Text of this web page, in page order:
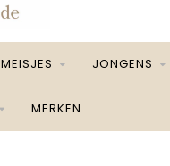
MEISJES JONGENS
MERKEN